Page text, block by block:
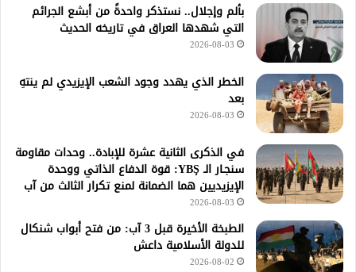
بألم وإجلال.. نستذكر واحدةً من أبشع الجرائم
التي شهدها العراق في تاريخه الحديث
2026-08-03
الخطر الذي يهدد وجود الشعب الإيزيدي لم ينتهِ
بعد
2026-08-03
في الذكرى الثانية عشرة للإبادة.. وحدات مقاومة
سنجـار الـ YBŞ: قوة الدفاع الذاتي ووحدة
الإيزيديين هما الضمانة لمنع تكرار الثالث من آب
2026-08-03
الطبخة الأخيرة قبل 3 آب: من فتح أبواب شنكال
للدولة الأسلامية داعش
2026-08-02